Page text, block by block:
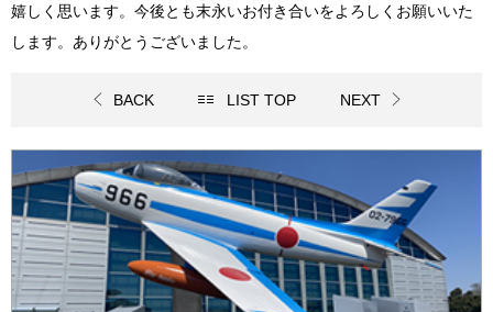
嬉しく思います。今後とも末永いお付き合いをよろしくお願いいた
します。ありがとうございました。
BACK LIST TOP NEXT